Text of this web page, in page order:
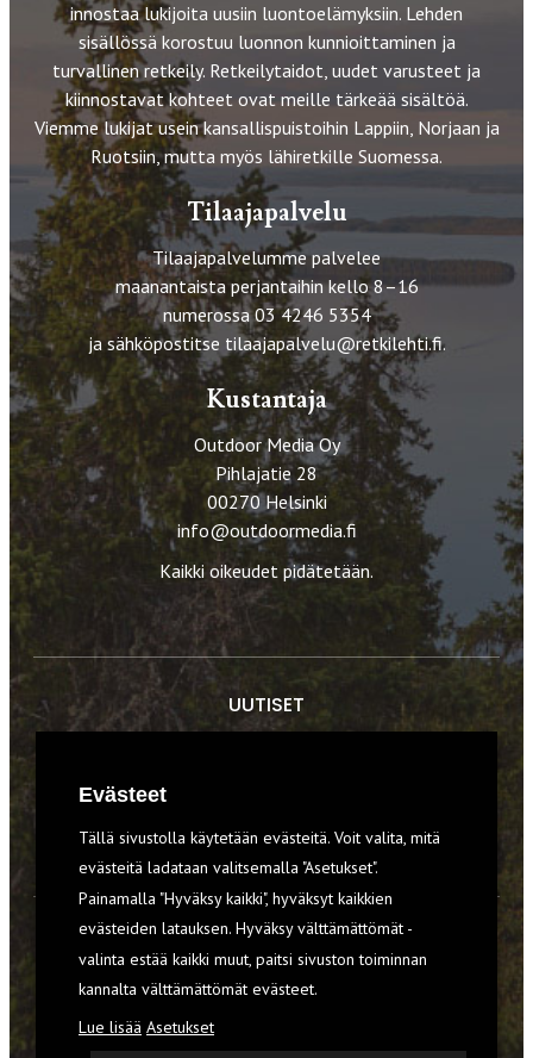
innostaa lukijoita uusiin luontoelämyksiin. Lehden
sisällössä korostuu luonnon kunnioittaminen ja
turvallinen retkeily. Retkeilytaidot, uudet varusteet ja
kiinnostavat kohteet ovat meille tärkeää sisältöä.
Viemme lukijat usein kansallispuistoihin Lappiin, Norjaan ja
Ruotsiin, mutta myös lähiretkille Suomessa.
Tilaajapalvelu
Tilaajapalvelumme palvelee
maanantaista perjantaihin kello 8–16
numerossa 03 4246 5354
ja sähköpostitse tilaajapalvelu@retkilehti.fi.
Kustantaja
Outdoor Media Oy
Pihlajatie 28
00270 Helsinki
info@outdoormedia.fi
Kaikki oikeudet pidätetään.
UUTISET
VARUSTEET
TILAA RETKI-LEHTI
YHTEYSTIEDOT
REKISTERISELOSTE
Evästeet
Tällä sivustolla käytetään evästeitä. Voit valita, mitä
evästeitä ladataan valitsemalla "Asetukset".
Painamalla "Hyväksy kaikki", hyväksyt kaikkien
evästeiden latauksen. Hyväksy välttämättömät -
valinta estää kaikki muut, paitsi sivuston toiminnan
kannalta välttämättömät evästeet.
Lue lisää Asetukset